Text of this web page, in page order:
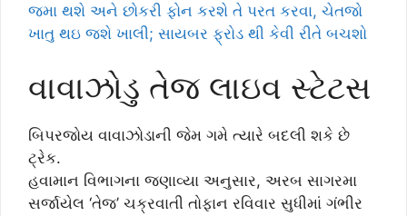
જમા થશે અને છોકરી ફોન કરશે તે પરત કરવા, ચેતજો
ખાતુ થઇ જશે ખાલી; સાયબર ફ્રોડ થી કેવી રીતે બચશો
વાવાઝોડુ તેજ લાઇવ સ્ટેટસ
બિપરજોય વાવાઝોડાની જેમ ગમે ત્યારે બદલી શકે છે
ટ્રેક.
હવામાન વિભાગના જણાવ્યા અનુસાર, અરબ સાગરમા
સર્જાયેલ ‘તેજ’ ચક્રવાતી તોફાન રવિવાર સુધીમાં ગંભીર